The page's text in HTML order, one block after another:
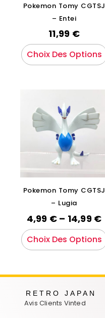
Pokemon Tomy CGTSJ
– Entei
11,99 €
Choix Des Options
Pokemon Tomy CGTSJ
– Lugia
4,99 € – 14,99 €
Choix Des Options
RETRO JAPAN
Avis Clients Vinted